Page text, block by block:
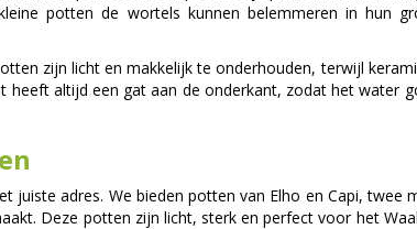
potten de wortels kunnen belemmeren in hun
zijn licht en makkelijk te onderhouden, terwijl
altijd een gat aan de onderkant, zodat het water
adres. We bieden potten van Elho en Capi, twee
Deze potten zijn licht, sterk en perfect voor het